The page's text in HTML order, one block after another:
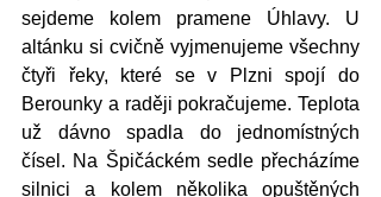
sejdeme kolem pramene Úhlavy. U
altánku si cvičně vyjmenujeme všechny
čtyři řeky, které se v Plzni spojí do
Berounky a raději pokračujeme. Teplota
už dávno spadla do jednomístných
čísel. Na Špičáckém sedle přecházíme
silnici a kolem několika opuštěných